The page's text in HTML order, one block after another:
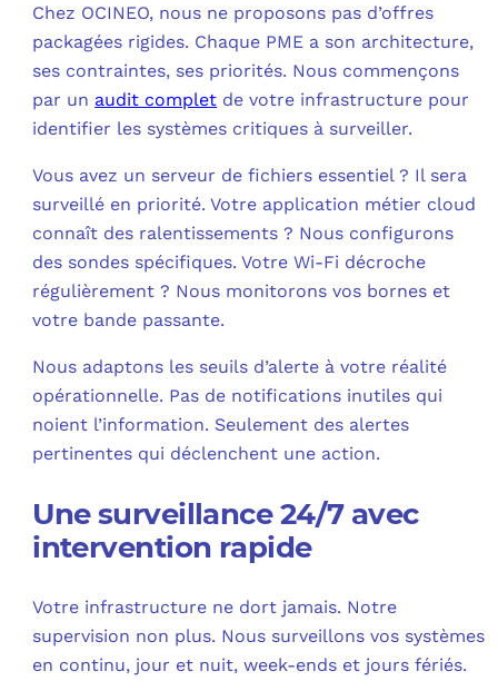
Chez OCINEO, nous ne proposons pas d’offres
packagées rigides. Chaque PME a son architecture,
ses contraintes, ses priorités. Nous commençons
par un audit complet de votre infrastructure pour
identifier les systèmes critiques à surveiller.​
Vous avez un serveur de fichiers essentiel ? Il sera
surveillé en priorité. Votre application métier cloud
connaît des ralentissements ? Nous configurons
des sondes spécifiques. Votre Wi-Fi décroche
régulièrement ? Nous monitorons vos bornes et
votre bande passante.
Nous adaptons les seuils d’alerte à votre réalité
opérationnelle. Pas de notifications inutiles qui
noient l’information. Seulement des alertes
pertinentes qui déclenchent une action.​
Une surveillance 24/7 avec
intervention rapide
Votre infrastructure ne dort jamais. Notre
supervision non plus. Nous surveillons vos systèmes
en continu, jour et nuit, week-ends et jours fériés.​